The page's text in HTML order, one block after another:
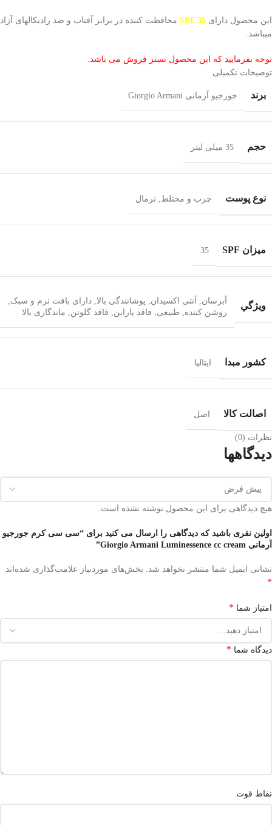
این محصول دارای SPF 35 محافظت کننده در برابر آفتاب و ضد رادیکالهای آزاد
میباشد.
توجه بفرمایید که این محصول تستر فروش می باشد.
توضیحات تکمیلی
برند جورجیو آرمانی Giorgio Armani
حجم 35 میلی لیتر
نوع پوست چرب و مختلط نرمال
ميزان SPF 35
ويژگي آبرسان آنتی اکسیدان پوشانندگی بالا دارای بافت نرم و سبک
روشن کننده
طبیعی فاقد پارابن فاقد گلوتن ماندگاری بالا
کشور مبدا ایتالیا
اصالت کالا اصل
نظرات (0)
دیدگاهها
هیچ دیدگاهی برای این محصول نوشته نشده است.
اولین نفری باشید که دیدگاهی را ارسال می کنید برای “سی سی کرم جورجیو
آرمانی Giorgio Armani Luminessence cc cream”
نشانی ایمیل شما منتشر نخواهد شد. بخش‌های موردنیاز علامت‌گذاری شده‌اند
*
امتیاز شما *
دیدگاه شما *
نقاط قوت